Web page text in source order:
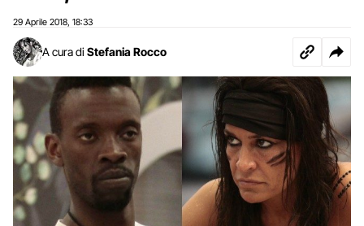
29 Aprile 2018 18:33
A cura di Stefania Rocco